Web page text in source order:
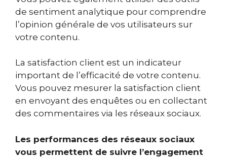
de sentiment analytique pour comprendre
l’opinion générale de vos utilisateurs sur
votre contenu.
La satisfaction client est un indicateur
important de l’efficacité de votre contenu.
Vous pouvez mesurer la satisfaction client
en envoyant des enquêtes ou en collectant
des commentaires via les réseaux sociaux.
Les performances des réseaux sociaux
vous permettent de suivre l’engagement